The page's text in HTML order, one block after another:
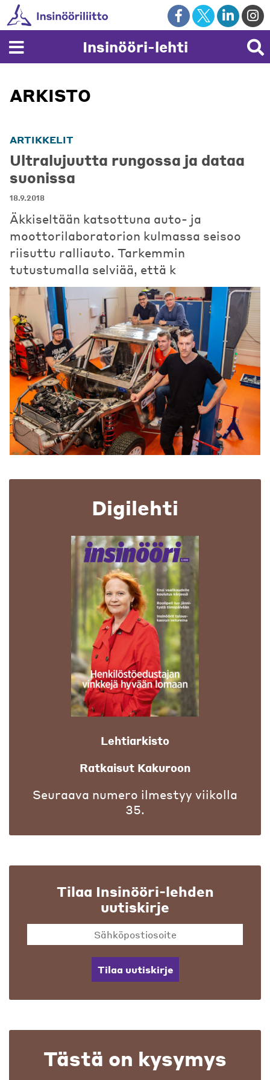
Skip
to
content
Insinööri-lehti
ARKISTO
ARTIKKELIT
Ultralujuutta rungossa ja dataa
suonissa
18.9.2018
Äkkiseltään katsottuna auto- ja
moottorilaboratorion kulmassa seisoo
riisuttu ralliauto. Tarkemmin
tutustumalla selviää, että k
Digilehti
Lehtiarkisto
Ratkaisut Kakuroon
Seuraava numero ilmestyy viikolla
35.
Tilaa Insinööri-lehden
uutiskirje
Tilaa uutiskirje
Tästä on kysymys